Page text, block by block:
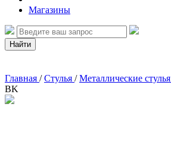
Магазины
Найти
Главная / Стулья / Металлические стулья
BK